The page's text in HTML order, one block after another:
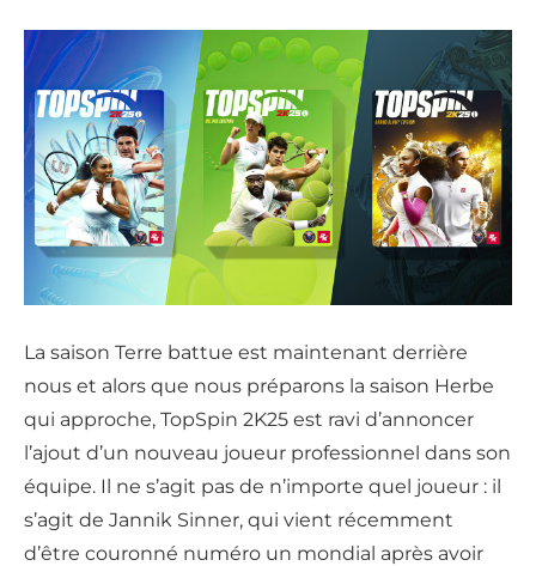
La saison Terre battue est maintenant derrière
nous et alors que nous préparons la saison Herbe
qui approche, TopSpin 2K25 est ravi d’annoncer
l’ajout d’un nouveau joueur professionnel dans son
équipe. Il ne s’agit pas de n’importe quel joueur : il
s’agit de Jannik Sinner, qui vient récemment
d’être couronné numéro un mondial après avoir